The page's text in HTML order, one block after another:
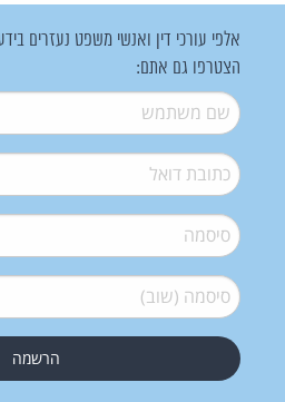
אלפי עורכי דין ואנשי משפט נעזרים
הצטרפו גם אתם:
שם משתמש*
דואל*
סיסמה*
סיסמה (שוב)*